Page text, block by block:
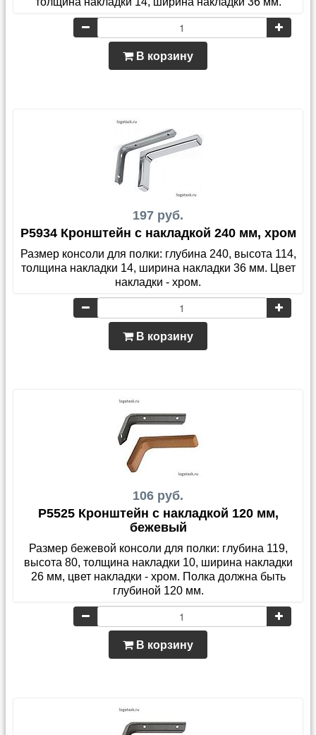
В корзину
197 руб.
P5934 Кронштейн с накладкой 240 мм, хром
Размер консоли для полки: глубина 240, высота 114,
толщина накладки 14, ширина накладки 36 мм. Цвет
накладки - хром.
В корзину
106 руб.
P5525 Кронштейн с накладкой 120 мм,
бежевый
Размер бежевой консоли для полки: глубина 119,
высота 80, толщина накладки 10, ширина накладки
26 мм, цвет накладки - хром. Полка должна быть
глубиной 120 мм.
В корзину